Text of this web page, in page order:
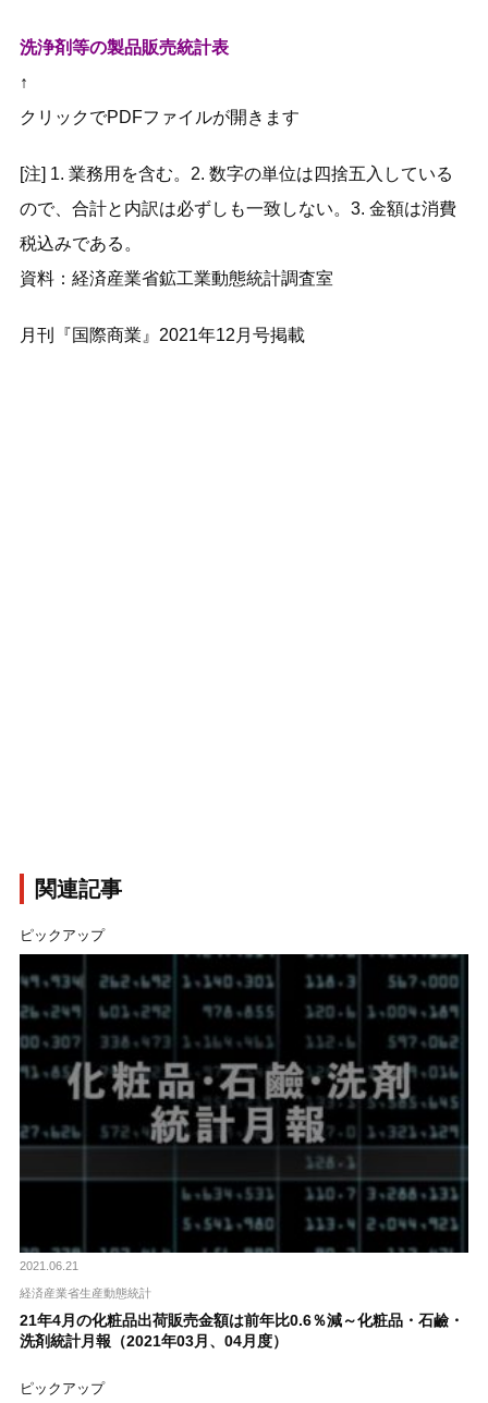
洗浄剤等の製品販売統計表
↑
クリックでPDFファイルが開きます
[注] 1. 業務用を含む。2. 数字の単位は四捨五入している
ので、合計と内訳は必ずしも一致しない。3. 金額は消費
税込みである。
資料：経済産業省鉱工業動態統計調査室
月刊『国際商業』2021年12月号掲載
関連記事
ピックアップ
2021.06.21
経済産業省生産動態統計
21年4月の化粧品出荷販売金額は前年比0.6％減～化粧品・石鹼・
洗剤統計月報（2021年03月、04月度）
ピックアップ